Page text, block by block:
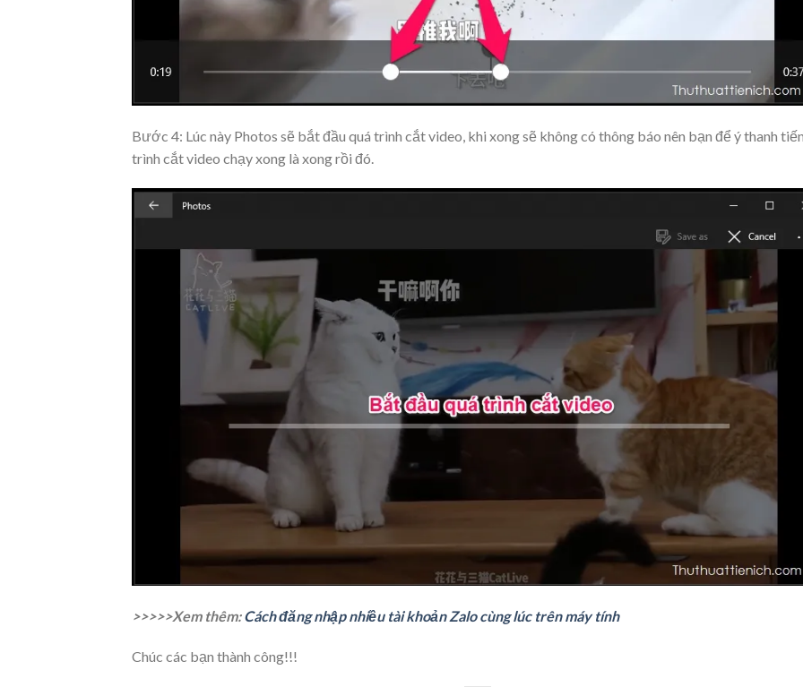
Bước 4: Lúc này Photos sẽ bắt đầu quá trình cắt video, khi xong sẽ không có thông báo nên bạn để ý thanh
trình cắt video chạy xong là xong rồi đó.
>>>>>Xem thêm:Cách đăng nhập nhiều tài khoản Zalo cùng lúc trên máy tính
Chúc các bạn thành công!!!